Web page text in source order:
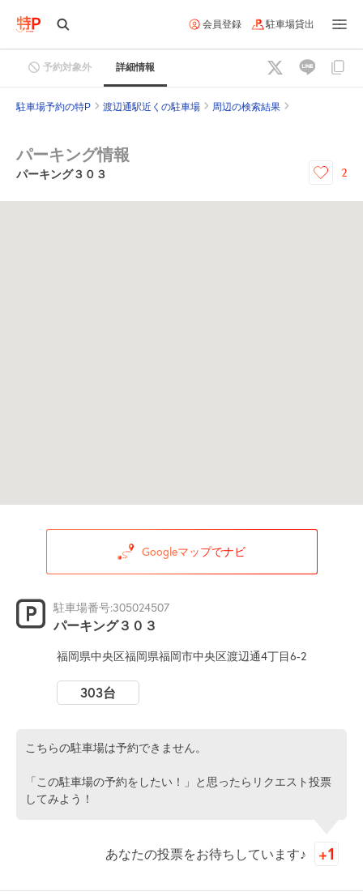
会員登録 駐車場貸出
予約対象外 詳細情報
駐車場予約の特P 渡辺通駅近くの駐車場 周辺の検索結果
パーキング情報
パーキング３０３ 2
Googleマップでナビ
駐車場番号:305024507
パーキング３０３
福岡県中央区福岡県福岡市中央区渡辺通4丁目6-2
303台
こちらの駐車場は予約できません。
「この駐車場の予約をしたい！」と思ったらリクエスト投票
してみよう！
あなたの投票をお待ちしています♪